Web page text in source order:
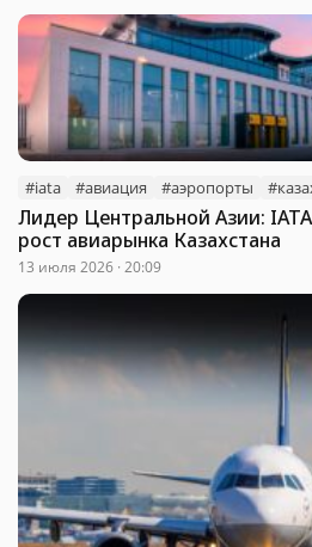
#iata #авиация #аэропорты
Лидер Центральной Азии:
рост авиарынка Казахстана
13 июля 2026 · 20:09